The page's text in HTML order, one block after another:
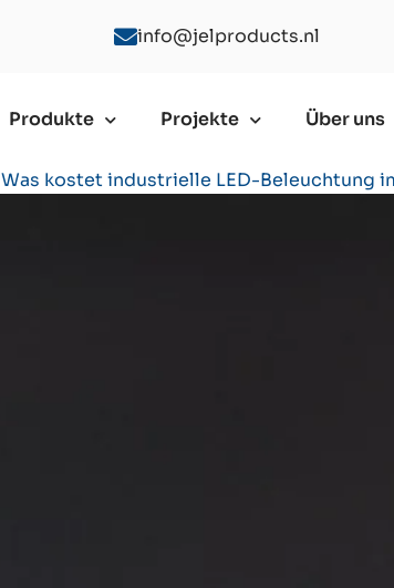
info@jelproducts.nl
Produkte Projekte Über uns
Was kostet industrielle LED-Beleuchtung